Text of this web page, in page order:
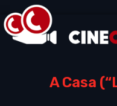
A Casa